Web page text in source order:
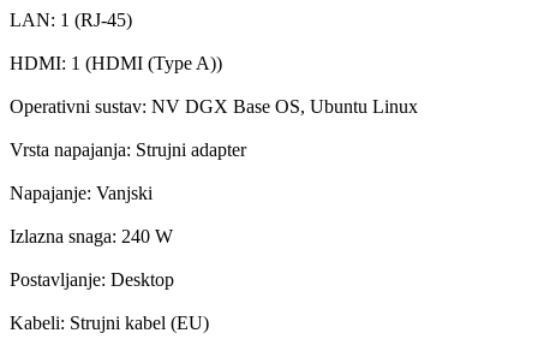
LAN: 1 (RJ-45)
HDMI: 1 (HDMI (Type A))
Operativni sustav: NV DGX Base OS, Ubuntu Linux
Vrsta napajanja: Strujni adapter
Napajanje: Vanjski
Izlazna snaga: 240 W
Postavljanje: Desktop
Kabeli: Strujni kabel (EU)